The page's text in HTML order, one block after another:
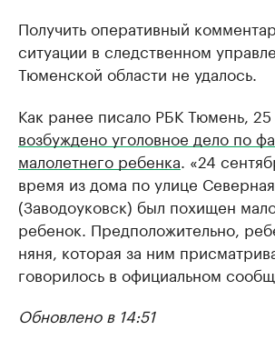
Получить оперативный
ситуации в следственном
Тюменской области не удалось.
Как ранее писало РБК Тюмень, 25
возбуждено уголовное дело по
малолетнего ребенка . «24
время из дома по улице Северная
(Заводоуковск) был похищен
ребенок. Предположительно,
няня, которая за ним
говорилось в официальном
Обновлено в 14:51